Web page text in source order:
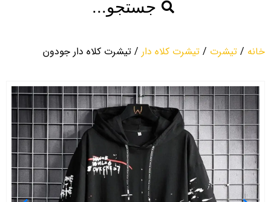
جستجو...
خانه / تیشرت / تیشرت کلاه دار / تیشرت کلاه دار جودون